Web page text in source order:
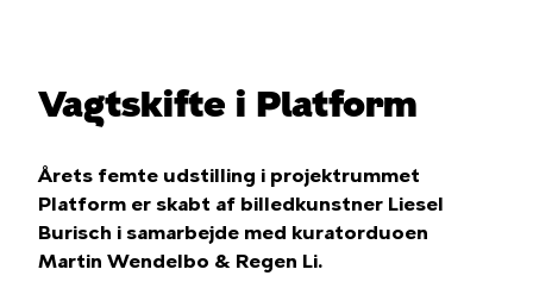
Vagtskifte i Platform
Årets femte udstilling i projektrummet
Platform er skabt af billedkunstner Liesel
Burisch i samarbejde med kuratorduoen
Martin Wendelbo & Regen Li.